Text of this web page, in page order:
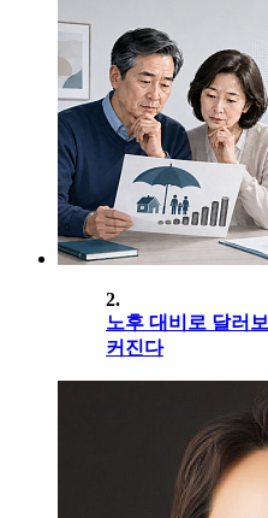
2.
노후 대비로 달러
커진다